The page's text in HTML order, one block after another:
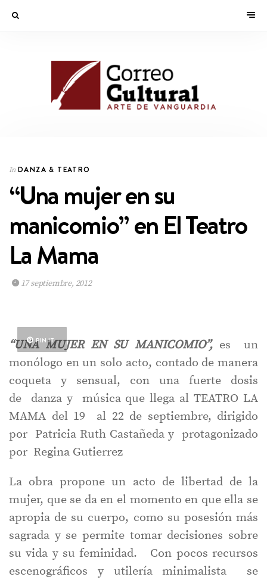
In DANZA & TEATRO
“Una mujer en su
manicomio” en El Teatro
La Mama
17 septiembre, 2012
PIN IT
“UNA MUJER EN SU MANICOMIO”,es un
monólogo en un solo acto, contado de manera
coqueta y sensual, con una fuerte dosis
de danza y música que llega al TEATRO LA
MAMA del 19 al 22 de septiembre, dirigido
por Patricia Ruth Castañeda y protagonizado
por Regina Gutierrez
La obra propone un acto de libertad de la
mujer, que se da en el momento en que ella se
apropia de su cuerpo, como su posesión más
sagrada y se permite tomar decisiones sobre
su vida y su feminidad. Con pocos recursos
escenográficos y utilería minimalista se